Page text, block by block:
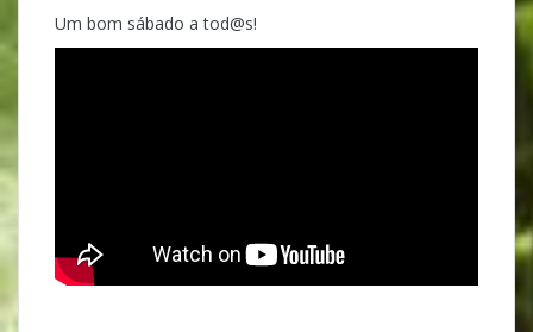
Um bom sábado a tod@s!